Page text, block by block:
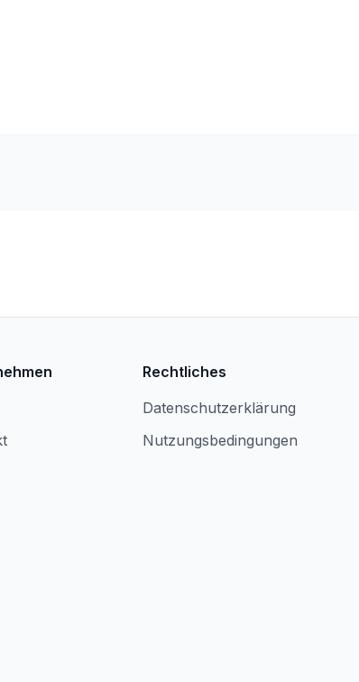
Rechtliches
Datenschutzerklärung
Nutzungsbedingungen